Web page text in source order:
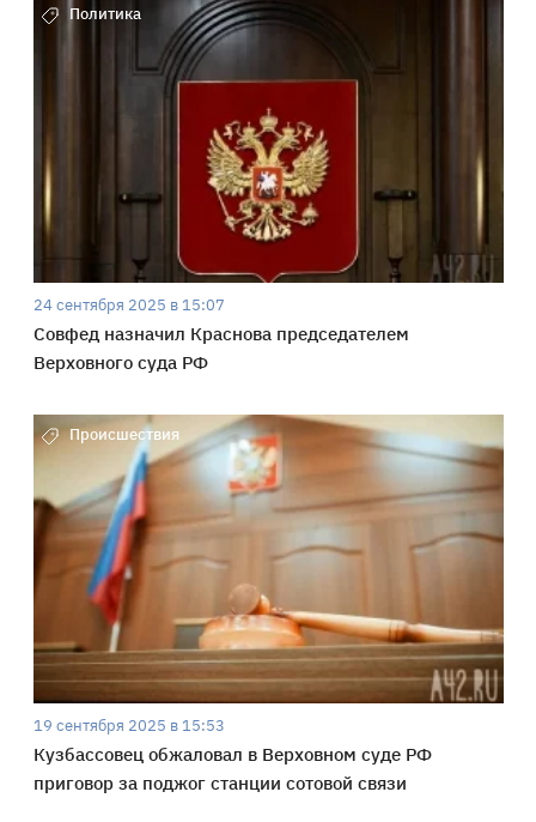
Политика
24 сентября 2025 в 15:07
Совфед назначил Краснова председателем
Верховного суда РФ
Происшествия
19 сентября 2025 в 15:53
Кузбассовец обжаловал в Верховном суде РФ
приговор за поджог станции сотовой связи